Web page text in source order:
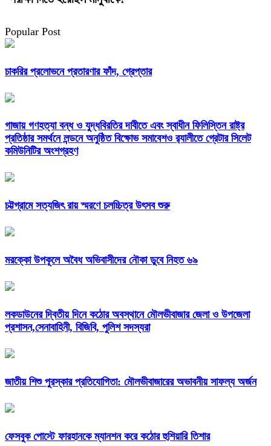
Popular Post
চাকরির প্রলোভনে প্রতারণার ফাঁদ, গ্রেপ্তার
গাজায় গণহত্যা বন্ধ ও যুদ্ধবিরতির দাবীতে এবং স্বাধীন ফিলিস্তিন রাষ্ট্র
প্রতিষ্ঠার সমর্থনে লন্ডনে অনুষ্ঠিত বিক্ষোভ সমাবেশও র‍্যালীতে গ্রেটার সিলেট
কমিউনিটির অংশগ্রহণ
চট্টগ্রামে সত্যজিৎ রায় স্মরণে চলচ্চিত্র উৎসব শুরু
মরক্কো উপকূলে অবৈধ অভিবাসীদের নৌকা ডুবে নিহত ৬৯
লকডাউনের দ্বিতীয় দিনে কঠোর অবস্থানে মৌলভীবাজার জেলা ও উপজেলা
প্রশাসন,সেনাবাহিনী, বিজিবি, পুলিশ সদস্যরা
জাতীয় শিশু পুরস্কার প্রতিযোগিতা: মৌলভীবাজারের অভাবনীয় সাফল্য অর্জন
ফেসবুক পোস্টে ফারহানকে ম্যানশন করে কঠোর হুশিয়ারি তিশার